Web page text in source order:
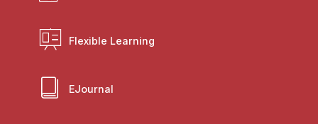
Flexible Learning
EJournal